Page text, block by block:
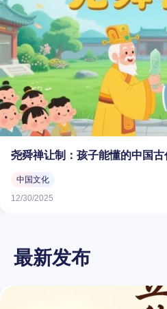
尧舜禅让制：孩子能懂的中国
中国文化
12/30/2025
最新发布